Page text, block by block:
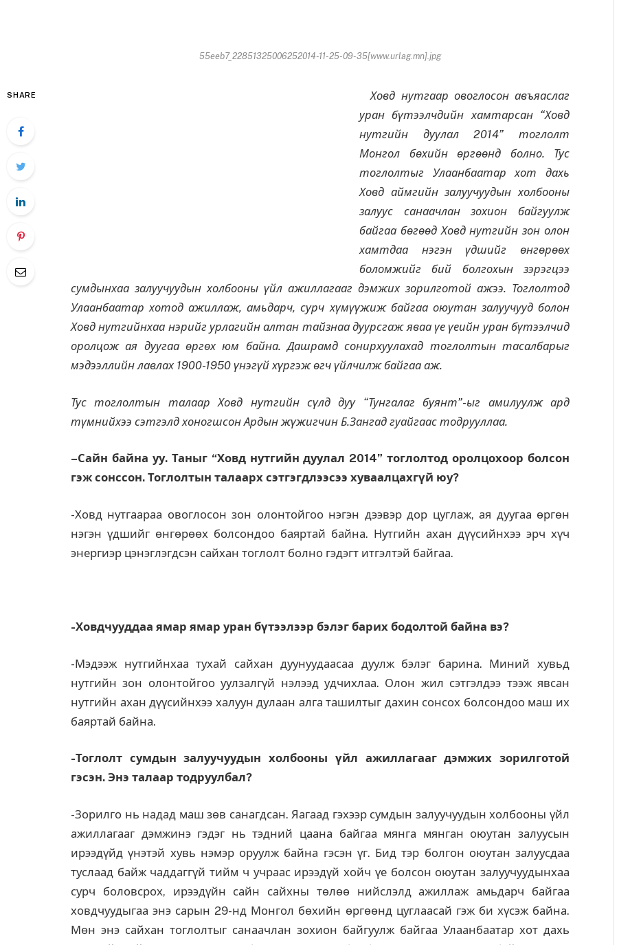
55eeb7_22851325006252014-11-25-09-35[www.urlag.mn].jpg
SHARE
Ховд нутгаар овоглосон авъяаслаг
уран бүтээлчдийн хамтарсан “Ховд
нутгийн дуулал 2014” тоглолт
Монгол бөхийн өргөөнд болно. Тус
тоглолтыг Улаанбаатар хот дахь
Ховд аймгийн залуучуудын холбооны
залуус санаачлан зохион байгуулж
байгаа бөгөөд Ховд нутгийн зон олон
хамтдаа нэгэн үдшийг өнгөрөөх
боломжийг бий болгохын зэрэгцээ
сумдынхаа залуучуудын холбооны үйл ажиллагааг дэмжих зорилготой ажээ. Тоглолтод
Улаанбаатар хотод ажиллаж, амьдарч, сурч хүмүүжиж байгаа оюутан залуучууд болон
Ховд нутгийнхаа нэрийг урлагийн алтан тайзнаа дуурсгаж яваа үе үеийн уран бүтээлчид
оролцож ая дуугаа өргөх юм байна. Дашрамд сонирхуулахад тоглолтын тасалбарыг
мэдээллийн лавлах 1900-1950 үнэгүй хүргэж өгч үйлчилж байгаа аж.
Тус тоглолтын талаар Ховд нутгийн сүлд дуу “Тунгалаг буянт”-ыг амилуулж ард
түмнийхээ сэтгэлд хоногшсон Ардын жүжигчин Б.Зангад гуайгаас тодрууллаа.
–Сайн байна уу. Таныг “Ховд нутгийн дуулал 2014” тоглолтод оролцохоор болсон
гэж сонссон. Тоглолтын талаарх сэтгэгдлээсээ хуваалцахгүй юу?
-Ховд нутгаараа овоглосон зон олонтойгоо нэгэн дээвэр дор цуглаж, ая дуугаа өргөн
нэгэн үдшийг өнгөрөөх болсондоо баяртай байна. Нутгийн ахан дүүсийнхээ эрч хүч
энергиэр цэнэглэгдсэн сайхан тоглолт болно гэдэгт итгэлтэй байгаа.
-Ховдчууддаа ямар ямар уран бүтээлээр бэлэг барих бодолтой байна вэ?
-Мэдээж нутгийнхаа тухай сайхан дуунуудаасаа дуулж бэлэг барина. Миний хувьд
нутгийн зон олонтойгоо уулзалгүй нэлээд удчихлаа. Олон жил сэтгэлдээ тээж явсан
нутгийн ахан дүүсийнхээ халуун дулаан алга ташилтыг дахин сонсох болсондоо маш их
баяртай байна.
-Тоглолт сумдын залуучуудынхолбооны үйл ажиллагааг дэмжих зорилготой
гэсэн. Энэ талаар тодруулбал?
-Зорилго нь надад маш зөв санагдсан. Яагаад гэхээр сумдын залуучуудын холбооны үйл
ажиллагааг дэмжинэ гэдэг нь тэдний цаана байгаа мянга мянган оюутан залуусын
ирээдүйд үнэтэй хувь нэмэр оруулж байна гэсэн үг. Бид тэр болгон оюутан залуусдаа
туслаад байж чаддаггүй тийм ч учраас ирээдүй хойч үе болсон оюутан залуучуудынхаа
сурч боловсрох, ирээдүйн сайн сайхны төлөө нийслэлд ажиллаж амьдарч байгаа
ховдчуудыгаа энэ сарын 29-нд Монгол бөхийн өргөөнд цуглаасай гэж би хүсэж байна.
Мөн энэ сайхан тоглолтыг санаачлан зохион байгуулж байгаа Улаанбаатар хот дахь